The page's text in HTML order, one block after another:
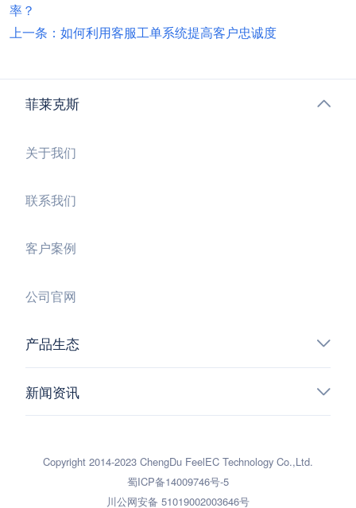
率？
上一条：如何利用客服工单系统提高客户忠诚度
菲莱克斯
关于我们
联系我们
客户案例
公司官网
产品生态
新闻资讯
Copyright 2014-2023 ChengDu FeelEC Technology Co.,Ltd.
蜀ICP备14009746号-5
川公网安备 51019002003646号